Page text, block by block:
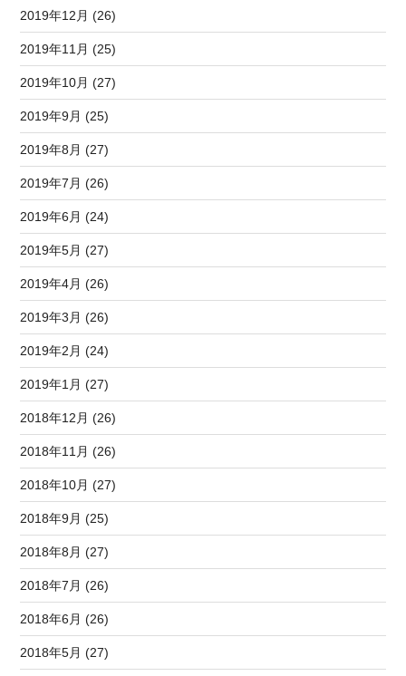
2019年12月 (26)
2019年11月 (25)
2019年10月 (27)
2019年9月 (25)
2019年8月 (27)
2019年7月 (26)
2019年6月 (24)
2019年5月 (27)
2019年4月 (26)
2019年3月 (26)
2019年2月 (24)
2019年1月 (27)
2018年12月 (26)
2018年11月 (26)
2018年10月 (27)
2018年9月 (25)
2018年8月 (27)
2018年7月 (26)
2018年6月 (26)
2018年5月 (27)